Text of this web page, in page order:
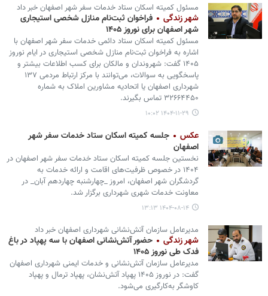
مسئول کمیته اسکان ستاد خدمات سفر شهر اصفهان خبر داد
شهر زندگی
فراخوان ثبت‌نام منازل شخصی استیجاری
شهر اصفهان برای نوروز ۱۴۰۵
مسئول کمیته اسکان ستاد دائمی خدمات سفر شهر اصفهان با
اشاره به فراخوان ثبت‌نام منازل شخصی استیجاری در ایام نوروز
۱۴۰۵ گفت: شهروندان و مالکان برای کسب اطلاعات بیشتر و
پاسخگویی به سوالات، می‌توانند با مرکز ارتباط مردمی ۱۳۷
شهرداری اصفهان یا اتحادیه مشاورین املاک به شماره
۳۲۶۶۴۴۵۰ تماس بگیرند.
۱۴۰۴-۱۱-۲۹ ۱۰:۰۲
عکس
جلسه کمیته اسکان ستاد خدمات سفر شهر
اصفهان
نخستین جلسه کمیته اسکان ستاد خدمات سفر شهر اصفهان در
۱۴۰۴ در خصوص ظرفیت‌های اقامت و ارائه خدمات به
گردشگران شهر اصفهان، امروز _چهارشنبه چهاردهم آبان_ در
معاونت خدمات شهری شهرداری برگزار شد.
۱۴۰۴-۰۸-۱۴ ۱۳:۱۳
مدیرعامل سازمان آتش‌نشانی شهرداری اصفهان خبر داد
شهر زندگی
حضور آتش‌نشانی اصفهان با سه پهپاد در باغ
فدک طی نوروز ۱۴۰۵
مدیرعامل سازمان آتش‌نشانی و خدمات ایمنی شهرداری اصفهان
گفت: در نوروز ۱۴۰۵ پهپاد آتش‌نشان، پهپاد ترمال و پهپاد
کاوشگر به‌کارگیری می‌شود.